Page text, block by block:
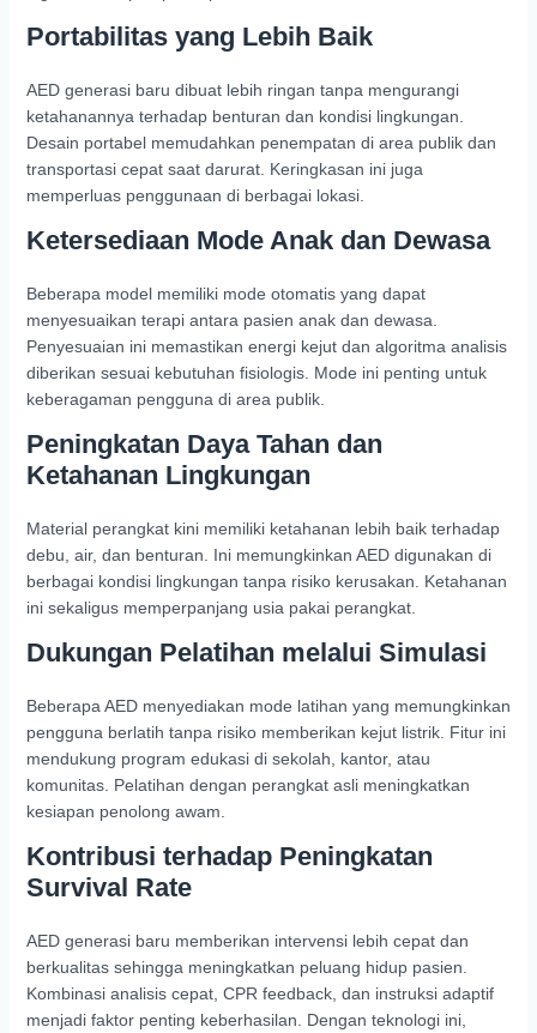
Portabilitas yang Lebih Baik
AED generasi baru dibuat lebih ringan tanpa mengurangi
ketahanannya terhadap benturan dan kondisi lingkungan.
Desain portabel memudahkan penempatan di area publik dan
transportasi cepat saat darurat. Keringkasan ini juga
memperluas penggunaan di berbagai lokasi.
Ketersediaan Mode Anak dan Dewasa
Beberapa model memiliki mode otomatis yang dapat
menyesuaikan terapi antara pasien anak dan dewasa.
Penyesuaian ini memastikan energi kejut dan algoritma analisis
diberikan sesuai kebutuhan fisiologis. Mode ini penting untuk
keberagaman pengguna di area publik.
Peningkatan Daya Tahan dan
Ketahanan Lingkungan
Material perangkat kini memiliki ketahanan lebih baik terhadap
debu, air, dan benturan. Ini memungkinkan AED digunakan di
berbagai kondisi lingkungan tanpa risiko kerusakan. Ketahanan
ini sekaligus memperpanjang usia pakai perangkat.
Dukungan Pelatihan melalui Simulasi
Beberapa AED menyediakan mode latihan yang memungkinkan
pengguna berlatih tanpa risiko memberikan kejut listrik. Fitur ini
mendukung program edukasi di sekolah, kantor, atau
komunitas. Pelatihan dengan perangkat asli meningkatkan
kesiapan penolong awam.
Kontribusi terhadap Peningkatan
Survival Rate
AED generasi baru memberikan intervensi lebih cepat dan
berkualitas sehingga meningkatkan peluang hidup pasien.
Kombinasi analisis cepat, CPR feedback, dan instruksi adaptif
menjadi faktor penting keberhasilan. Dengan teknologi ini,